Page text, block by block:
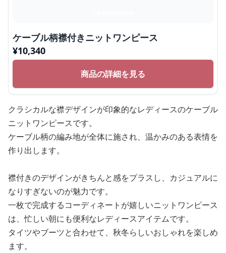
ケーブル柄襟付きニットワンピース
¥10,340
商品の詳細を見る
クラシカルな襟デザインが印象的なレディースのケーブル
ニットワンピースです。
ケーブル柄の編み地が全体に施され、温かみのある表情を
作り出します。
襟付きのデザインがきちんと感をプラスし、カジュアルに
なりすぎないのが魅力です。
一枚で完成するコーディネートが嬉しいニットワンピース
は、忙しい朝にも便利なレディースアイテムです。
タイツやブーツと合わせて、秋冬らしいおしゃれを楽しめ
ます。